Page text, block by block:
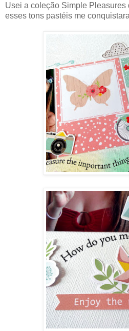
Usei a coleção Simple
esses tons pastéis me